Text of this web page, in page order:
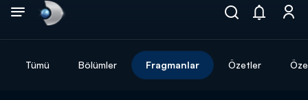
Tümü Bölümler Fragmanlar Özetler